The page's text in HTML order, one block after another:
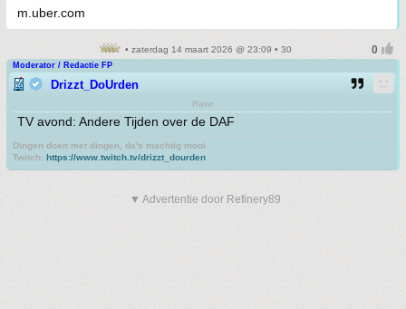
m.uber.com
• zaterdag 14 maart 2026 @ 23:09 • 30
Moderator / Redactie FP
Drizzt_DoUrden
Rawr
TV avond: Andere Tijden over de DAF
Dingen doen met dingen, da's machtig mooi
Twitch: https://www.twitch.tv/drizzt_dourden
▼ Advertentie door Refinery89